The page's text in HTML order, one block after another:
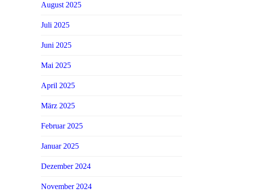
August 2025
Juli 2025
Juni 2025
Mai 2025
April 2025
März 2025
Februar 2025
Januar 2025
Dezember 2024
November 2024